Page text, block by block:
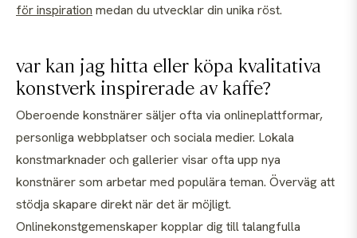
för inspiration medan du utvecklar din unika röst.
var kan jag hitta eller köpa kvalitativa
konstverk inspirerade av kaffe?
Oberoende konstnärer säljer ofta via onlineplattformar,
personliga webbplatser och sociala medier. Lokala
konstmarknader och gallerier visar ofta upp nya
konstnärer som arbetar med populära teman. Överväg att
stödja skapare direkt när det är möjligt.
Onlinekonstgemenskaper kopplar dig till talangfulla